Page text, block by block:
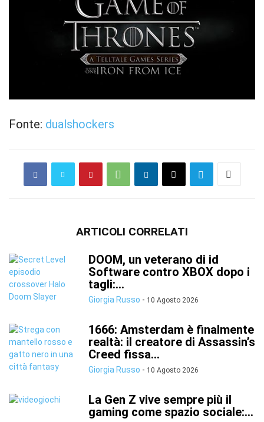
Fonte: dualshockers
ARTICOLI CORRELATI
DOOM, un veterano di id
Software contro XBOX dopo i
tagli:...
Giorgia Russo - 10 Agosto 2026
1666: Amsterdam è finalmente
realtà: il creatore di Assassin’s
Creed fissa...
Giorgia Russo - 10 Agosto 2026
La Gen Z vive sempre più il
gaming come spazio sociale:...